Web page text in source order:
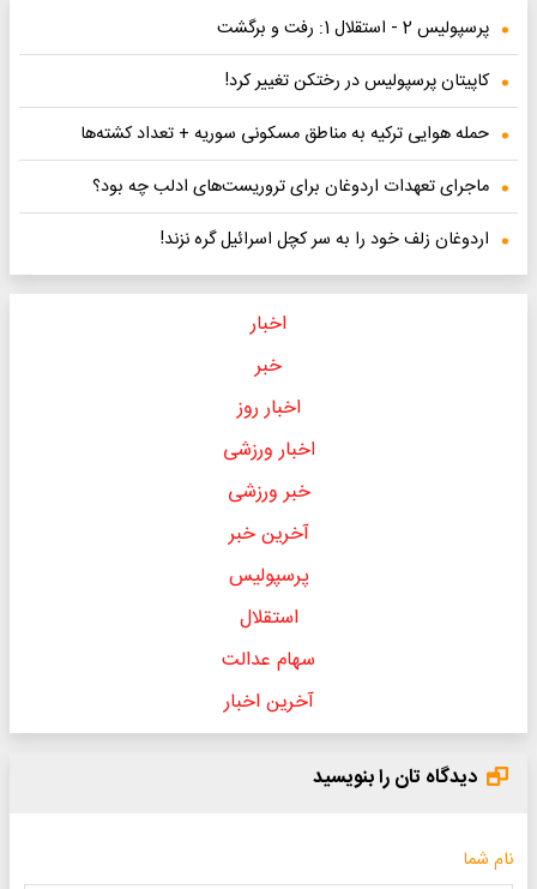
پرسپولیس 2 - استقلال 1: رفت و برگشت
کاپیتان پرسپولیس در رختکن تغییر کرد!
حمله هوایی ترکیه به مناطق مسکونی سوریه + تعداد کشته‌ها
ماجرای تعهدات اردوغان برای تروریست‌های ادلب چه بود؟
اردوغان زلف خود را به سر کچل اسرائیل گره نزند!
اخبار
خبر
اخبار روز
اخبار ورزشی
خبر ورزشی
آخرین خبر
پرسپولیس
استقلال
سهام عدالت
آخرین اخبار
دیدگاه تان را بنویسید
نام شما